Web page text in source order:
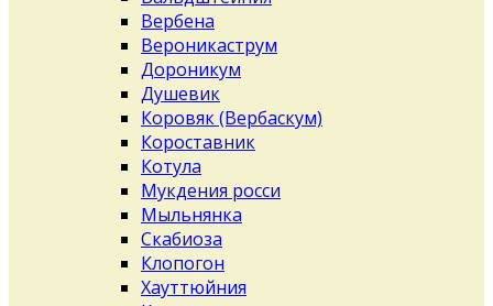
Вербена
Вероникаструм
Дороникум
Душевик
Коровяк (Вербаскум)
Короставник
Котула
Мукдения росси
Мыльнянка
Скабиоза
Клопогон
Хауттюйния